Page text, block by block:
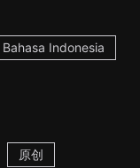
Bahasa Indonesia
原创